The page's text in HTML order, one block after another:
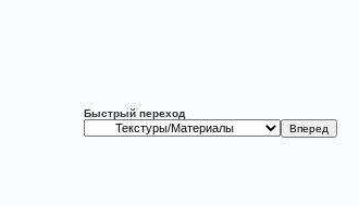
Быстрый переход